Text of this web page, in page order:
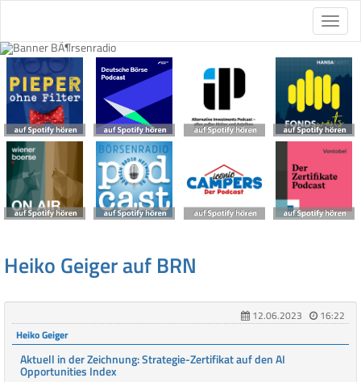
Heiko Geiger auf BRN
12.06.2023
16:22
Heiko Geiger
Aktuell in der Zeichnung: Strategie-Zertifikat auf den AI
Opportunities Index